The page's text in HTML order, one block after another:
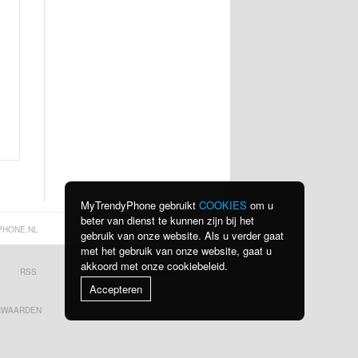
RSS BEKIJK ALLE LANDEN
MyTrendyPhone gebruikt COOKIES om u
beter van dienst te kunnen zijn bij het
gebruik van onze website. Als u verder gaat
met het gebruik van onze website, gaat u
akkoord met onze cookiebeleid.
Accepteren